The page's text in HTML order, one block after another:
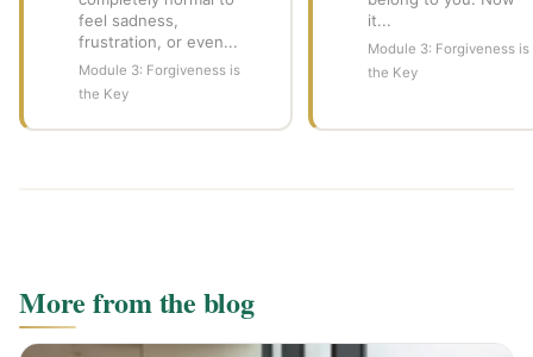
feel sadness,
frustration, or even...
Module 3: Forgiveness is
the Key
it...
Module 3: Forgiveness is
the Key
More from the blog